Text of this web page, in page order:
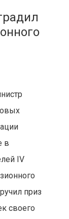
рубрики
в
IV
приз
своего